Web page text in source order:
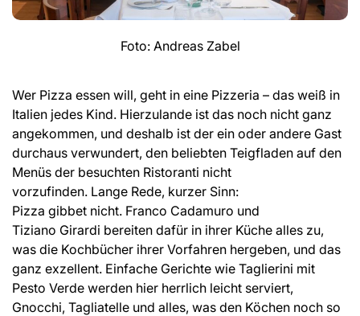
Foto: Andreas Zabel
Wer Pizza essen will, geht in eine Pizzeria – das weiß in
Italien jedes Kind. Hierzulande ist das noch nicht ganz
angekommen, und deshalb ist der ein oder andere Gast
durchaus verwundert, den beliebten Teigfladen auf den
Menüs der besuchten Ristoranti nicht
vorzufinden. Lange Rede, kurzer Sinn:
Pizza gibbet nicht. Franco Cadamuro und
Tiziano Girardi bereiten dafür in ihrer Küche alles zu,
was die Kochbücher ihrer Vorfahren hergeben, und das
ganz exzellent. Einfache Gerichte wie Taglierini mit
Pesto Verde werden hier herrlich leicht serviert,
Gnocchi, Tagliatelle und alles, was den Köchen noch so